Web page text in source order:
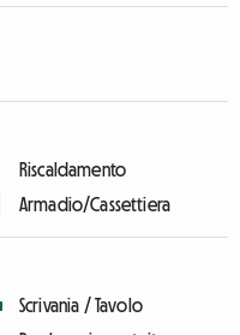
Riscaldamento
Armadio/Cassettiera
Scrivania / Tavolo